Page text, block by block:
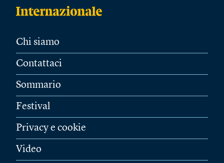
Chi siamo
Contattaci
Sommario
Festival
Privacy e cookie
Video